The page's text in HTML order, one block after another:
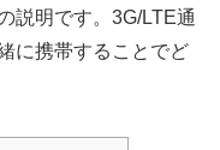
説明です。3G/LTE通
に携帯することでど